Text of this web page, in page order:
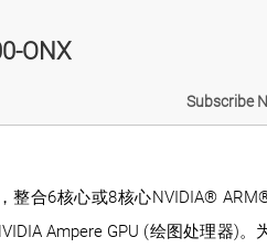
ONX
Subscribe
整合6核心或8核心NVIDIA®
Ampere GPU (绘图处理器)。